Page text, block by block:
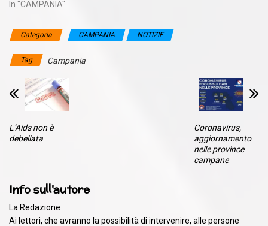
In "CAMPANIA"
Categoria CAMPANIA NOTIZIE
Tag Campania
L’Aids non è
debellata
Coronavirus,
aggiornamento
nelle province
campane
Info sull'autore
La Redazione
Ai lettori, che avranno la possibilità di intervenire, alle persone